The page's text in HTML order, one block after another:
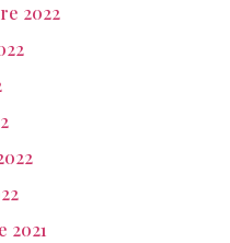
2022
2021